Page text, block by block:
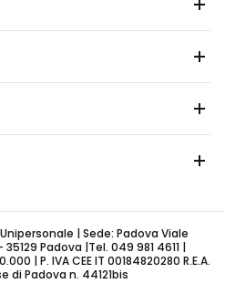
Unipersonale | Sede: Padova Viale
Padova |Tel. 049 981 4611 |
| P. IVA CEE IT 00184820280 R.E.A.
di Padova n. 44121bis